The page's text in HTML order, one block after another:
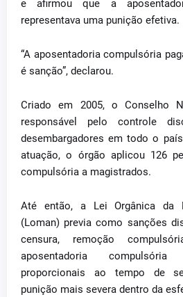
e afirmou que a
representava uma punição efetiva.
“A aposentadoria compulsória
é sanção”, declarou.
Criado em 2005, o Conselho
responsável pelo controle
desembargadores em todo o
atuação, o órgão aplicou 126
compulsória a magistrados.
Até então, a Lei Orgânica da
(Loman) previa como sanções
censura, remoção
aposentadoria
proporcionais ao tempo de
punição mais severa dentro da